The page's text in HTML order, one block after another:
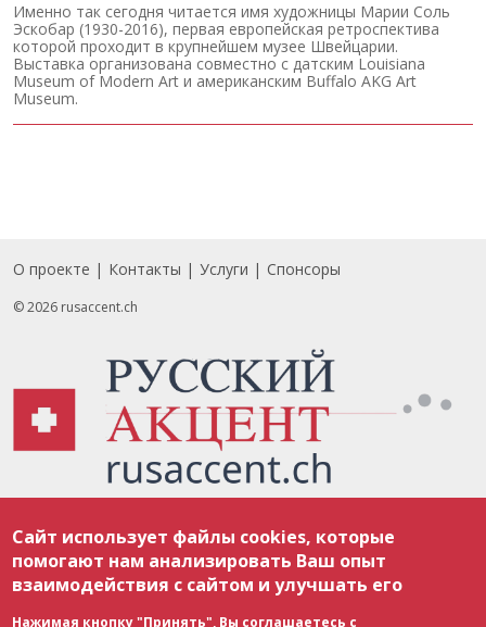
Именно так сегодня читается имя художницы Марии Соль
Эскобар (1930-2016), первая европейская ретроспектива
которой проходит в крупнейшем музее Швейцарии.
Выставка организована совместно с датским Louisiana
Museum of Modern Art и американским Buffalo AKG Art
Museum.
Footer
О проекте Контакты Услуги Спонсоры
© 2026 rusaccent.ch
соответствии с законодательством Швейцарии об авторском праве и
международными соглашениями. Полное или частичное использование
материалов возможно только с разрешения редакции. В случае полного
или частичного воспроизведения материалов сайта rusaccent.ch,
ОБЯЗАТЕЛЬНА АКТИВНАЯ ГИПЕРССЫЛКА на конкретный заимствованный
текст. Фотоизображения, размещенные редакцией rusaccent.ch, являются
Сайт использует файлы cookies, которые
помогают нам анализировать Ваш опыт
взаимодействия с сайтом и улучшать его
Нажимая кнопку "Принять", Вы соглашаетесь с